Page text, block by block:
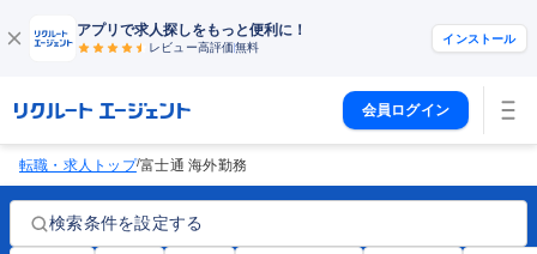
アプリで求人探しをもっと便利に！
レビュー高評価無料
インストール
会員ログイン
転職・求人トップ/富士通 海外勤務
検索条件を設定する